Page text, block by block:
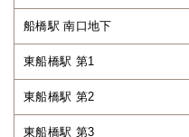
船橋駅 南口地下
東船橋駅 第1
東船橋駅 第2
東船橋駅 第3